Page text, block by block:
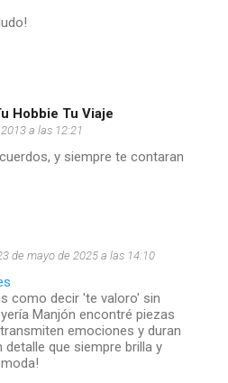
Hobbie Tu Viaje
a las 12:21
y siempre te contaran
de mayo de 2025 a las 14:10
como decir 'te valoro' sin
Manjón encontré piezas
emociones y duran
detalle que siempre brilla y